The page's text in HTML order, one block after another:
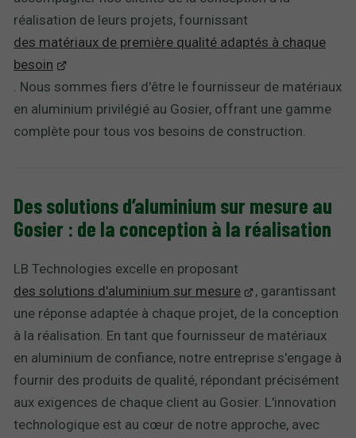
réalisation de leurs projets, fournissant
des matériaux de première qualité adaptés à chaque
besoin
. Nous sommes fiers d'être le fournisseur de matériaux
en aluminium privilégié au Gosier, offrant une gamme
complète pour tous vos besoins de construction.
Des solutions d’aluminium sur mesure au
Gosier : de la conception à la réalisation
LB Technologies excelle en proposant
des solutions d'aluminium sur mesure
, garantissant
une réponse adaptée à chaque projet, de la conception
à la réalisation. En tant que fournisseur de matériaux
en aluminium de confiance, notre entreprise s'engage à
fournir des produits de qualité, répondant précisément
aux exigences de chaque client au Gosier. L'innovation
technologique est au cœur de notre approche, avec